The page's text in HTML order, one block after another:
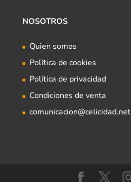
NOSOTROS
Quien somos
Política de cookies
Política de privacidad
Condiciones de venta
comunicacion@celicidad.net